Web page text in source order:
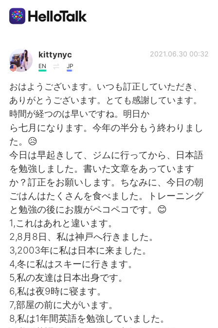
AI Grammar Checker
繁體中文
English
Español العربية
Français Deutsch
日本語 한국어
Русский ไทย
Indonesia Italiano
Türkçe Tiếng Việt
Português
kittynyc
EN JP
2021.06.30 00:32
おはようございます。いつも訂正していただき、
ありがとうございます。とても感謝しています。
時間が経つのは早いですね。明日か
ら七月になります。今年の半分もう終わりまし
た。😥
今日は早起きして、ジムに行ってから、日本語
を勉強しました。書いた文章をあっています
か？訂正をお願いします。ちなみに、今日の朝
ごはんはたくさんを食べました。トレーニング
と勉強の後にお腹がペコペコです。😊
1,これはあれと違います。
2,8月8日、私は神戸へ行きました。
3,2003年に私は日本に来ました。
4,冬に私はスキーに行きます。
5,私の友達は日本出身です。
6,私は夜9時に寝ます。
7,部屋の前に犬がいます。
8,私は1年間英語を勉強していました。